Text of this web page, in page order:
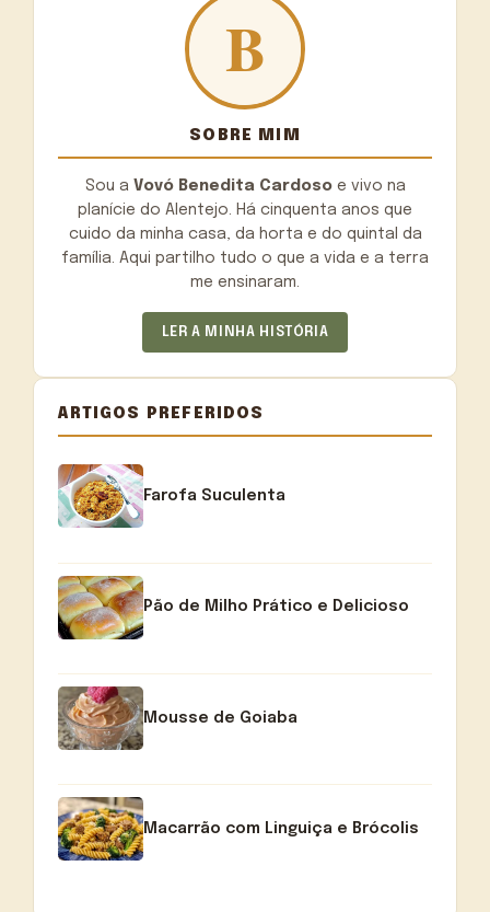
SOBRE MIM
Sou a Vovó Benedita Cardosoe vivo na
planície do Alentejo. Há cinquenta anos que
cuido da minha casa, da horta e do quintal da
família. Aqui partilho tudo o que a vida e a terra
me ensinaram.
LER A MINHA HISTÓRIA
ARTIGOS PREFERIDOS
Farofa Suculenta
Pão de Milho Prático e Delicioso
Mousse de Goiaba
Macarrão com Linguiça e Brócolis